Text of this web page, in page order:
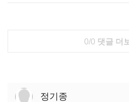
0/0 댓글 더
정기종